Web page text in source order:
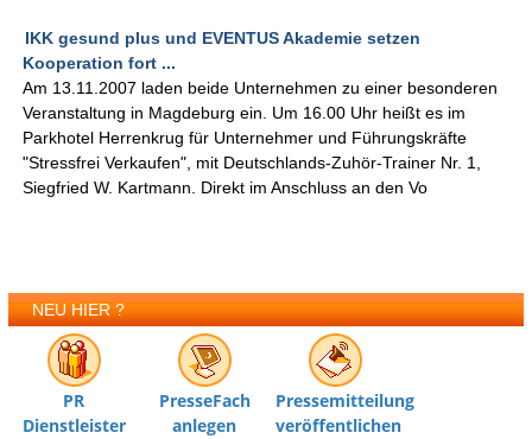
IKK gesund plus und EVENTUS Akademie setzen
Kooperation fort ...
Am 13.11.2007 laden beide Unternehmen zu einer besonderen
Veranstaltung in Magdeburg ein. Um 16.00 Uhr heißt es im
Parkhotel Herrenkrug für Unternehmer und Führungskräfte
"Stressfrei Verkaufen", mit Deutschlands-Zuhör-Trainer Nr. 1,
Siegfried W. Kartmann. Direkt im Anschluss an den Vo
NEU HIER ?
PR
Dienstleister
PresseFach
anlegen
Pressemitteilung
veröffentlichen